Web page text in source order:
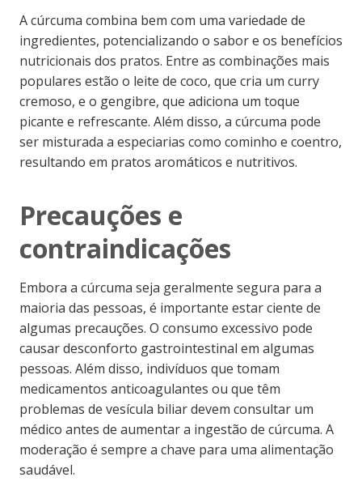
A cúrcuma combina bem com uma variedade de
ingredientes, potencializando o sabor e os benefícios
nutricionais dos pratos. Entre as combinações mais
populares estão o leite de coco, que cria um curry
cremoso, e o gengibre, que adiciona um toque
picante e refrescante. Além disso, a cúrcuma pode
ser misturada a especiarias como cominho e coentro,
resultando em pratos aromáticos e nutritivos.
Precauções e
contraindicações
Embora a cúrcuma seja geralmente segura para a
maioria das pessoas, é importante estar ciente de
algumas precauções. O consumo excessivo pode
causar desconforto gastrointestinal em algumas
pessoas. Além disso, indivíduos que tomam
medicamentos anticoagulantes ou que têm
problemas de vesícula biliar devem consultar um
médico antes de aumentar a ingestão de cúrcuma. A
moderação é sempre a chave para uma alimentação
saudável.